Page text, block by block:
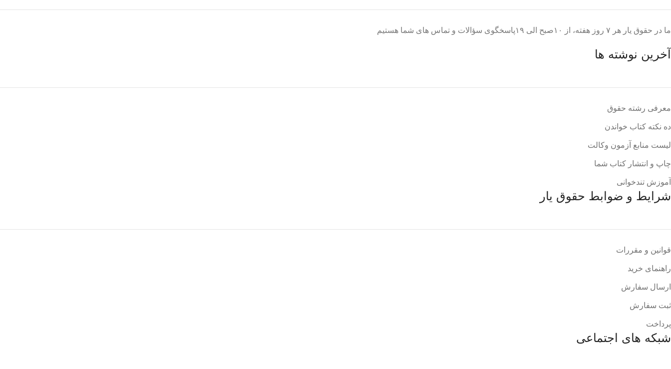
ما در حقوق یار هر ۷ روز هفته، از ۱۰صبح الی ۱۹پاسخگوی سؤالات و تماس های شما هستیم
آخرین نوشته ها
معرفی رشته حقوق
ده نکته کتاب خواندن
لیست منابع آزمون وکالت
چاپ و انتشار کتاب شما
آموزش تندخوانی
شرایط و ضوابط حقوق یار
قوانین و مقررات
راهنمای خرید
ارسال سفارش
ثبت سفارش
پرداخت
شبکه های اجتماعی